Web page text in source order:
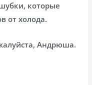
которые
от холода.
Андрюша.